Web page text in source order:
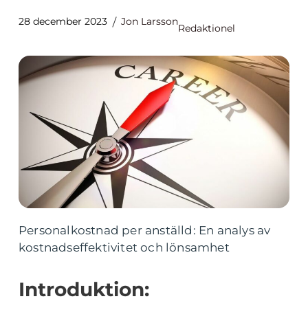
28 december 2023 Jon Larsson
Redaktionel
Personalkostnad per anställd: En analys av
kostnadseffektivitet och lönsamhet
Introduktion: